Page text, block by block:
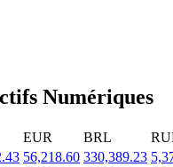
instantané
Numériques
EUR BRL
56,218.60 330,389.23